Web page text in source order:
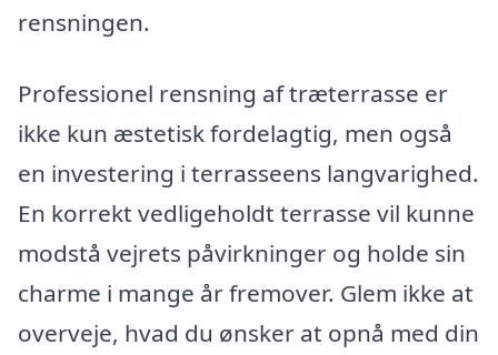
rensningen.
Professionel rensning af træterrasse er
ikke kun æstetisk fordelagtig, men også
en investering i terrasseens langvarighed.
En korrekt vedligeholdt terrasse vil kunne
modstå vejrets påvirkninger og holde sin
charme i mange år fremover. Glem ikke at
overveje, hvad du ønsker at opnå med din